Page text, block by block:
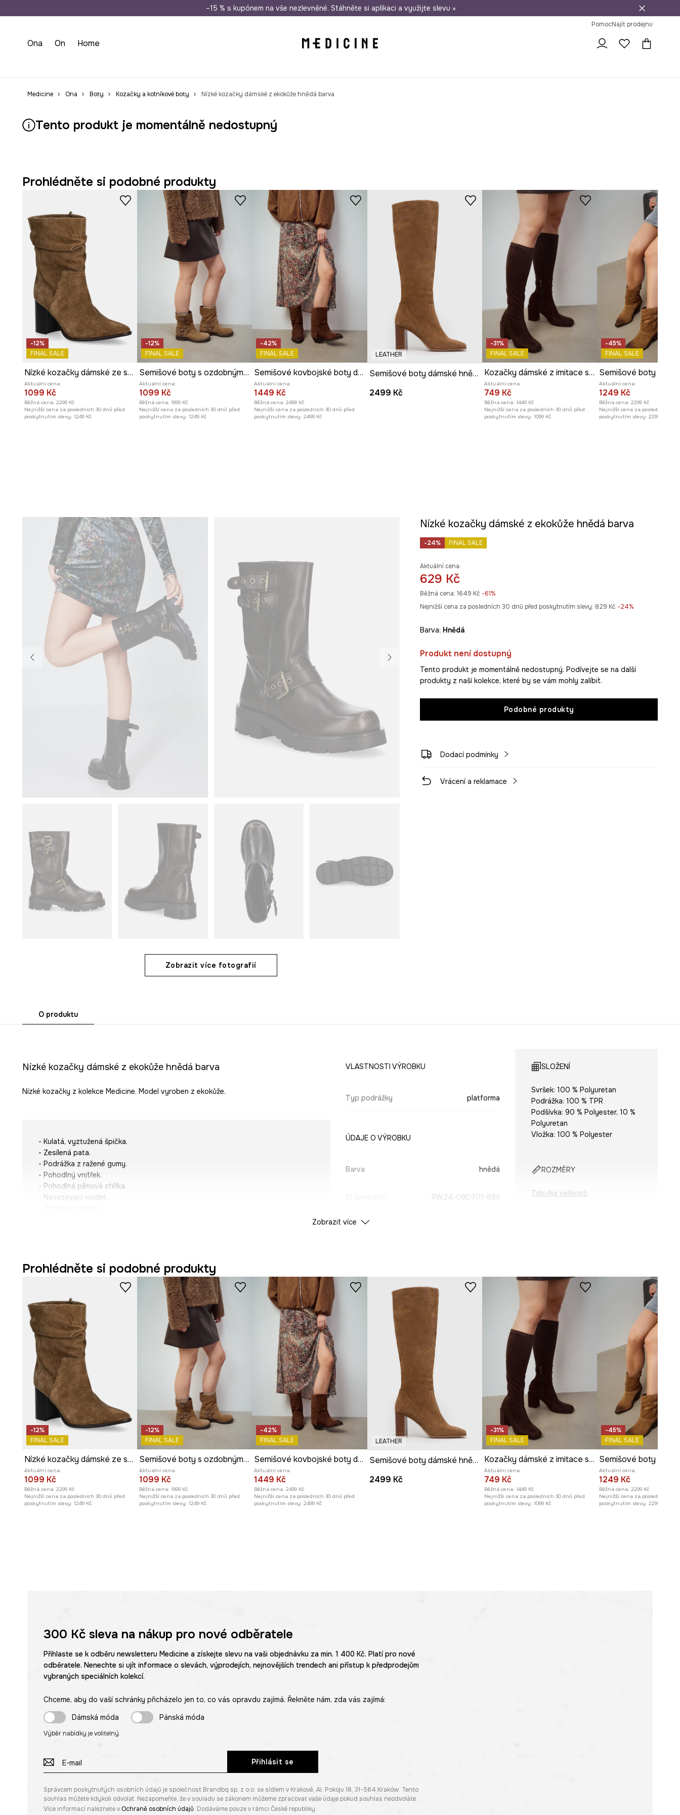
Doprava zdarma při nákupu nad 1 200 Kč Odeslání i do 24 hodin 30 dní na vrácení zboží
–15 % s kupónem na vše nezlevněné. Stáhněte si aplikaci a využijte slevu »
PomocNajít prodejnu
Ona On Home
Medicine Ona Boty Kozačky a kotníkové boty Nízké kozačky dámské z ekokůže hnědá barva
Tento produkt je momentálně nedostupný
Prohlédněte si podobné produkty
-12%
FINAL SALE
Nízké kozačky dámské ze semiše
Aktuální cena:
1099 Kč
Běžná cena: 2299 Kč
Nejnižší cena za posledních 30 dnů před
poskytnutím slevy: 1249 Kč
-12%
FINAL SALE
Semišové boty s ozdobnými přezkami
Aktuální cena:
1099 Kč
Běžná cena: 1999 Kč
Nejnižší cena za posledních 30 dnů před
poskytnutím slevy: 1249 Kč
-42%
FINAL SALE
Semišové kovbojské boty dámské
Aktuální cena:
1449 Kč
Běžná cena: 2499 Kč
Nejnižší cena za posledních 30 dnů před
poskytnutím slevy: 2499 Kč
LEATHER
Semišové boty dámské hnědá barva
2499 Kč
-31%
FINAL SALE
Kozačky dámské z imitace semiše
Aktuální cena:
749 Kč
Běžná cena: 1449 Kč
Nejnižší cena za posledních 30 dnů před
poskytnutím slevy: 1099 Kč
-45%
FINAL SALE
Semišové boty
Aktuální cena:
1249 Kč
Běžná cena: 2299 Kč
Nejnižší cena za posledních 30
poskytnutím slevy: 2299 Kč
Zobrazit více fotografií
Nízké kozačky dámské z ekokůže hnědá barva
-24% FINAL SALE
Aktuální cena:
629 Kč
Běžná cena: 1649 Kč -61%
Nejnižší cena za posledních 30 dnů před poskytnutím slevy: 829 Kč -24%
Barva: hnědá
Produkt není dostupný
Tento produkt je momentálně nedostupný. Podívejte se na další
produkty z naší kolekce, které by se vám mohly zalíbit.
Podobné produkty
Dodací podmínky
Vrácení a reklamace
O produktu
Nízké kozačky dámské z ekokůže hnědá barva
Nízké kozačky z kolekce Medicine. Model vyroben z ekokůže.
- Kulatá, vyztužená špička.
- Zesílená pata.
- Podrážka z ražené gumy.
- Pohodlný vnitřek.
- Pohodlná pěnová stélka.
- Nasazovací model.
- Délka stélky pro velikost je: 24 cm.
- Rozměry pro velikost: 37.
VLASTNOSTI VÝROBKU
Typ podrážky platforma
ÚDAJE O VÝROBKU
Barva hnědá
RW24-OBD701-89X
SLOŽENÍ
Svršek: 100 % Polyuretan
Podrážka: 100 % TPR
Podšívka: 90 % Polyester, 10 %
Polyuretan
Vložka: 100 % Polyester
ROZMĚRY
Tabulka velikosti
Zobrazit více
Prohlédněte si podobné produkty
-12%
FINAL SALE
Nízké kozačky dámské ze semiše
Aktuální cena:
1099 Kč
Běžná cena: 2299 Kč
Nejnižší cena za posledních 30 dnů před
poskytnutím slevy: 1249 Kč
-12%
FINAL SALE
Semišové boty s ozdobnými přezkami
Aktuální cena:
1099 Kč
Běžná cena: 1999 Kč
Nejnižší cena za posledních 30 dnů před
poskytnutím slevy: 1249 Kč
-42%
FINAL SALE
Semišové kovbojské boty dámské
Aktuální cena:
1449 Kč
Běžná cena: 2499 Kč
Nejnižší cena za posledních 30 dnů před
poskytnutím slevy: 2499 Kč
LEATHER
Semišové boty dámské hnědá barva
2499 Kč
-31%
FINAL SALE
Kozačky dámské z imitace semiše
Aktuální cena:
749 Kč
Běžná cena: 1449 Kč
Nejnižší cena za posledních 30 dnů před
poskytnutím slevy: 1099 Kč
-45%
FINAL SALE
Semišové boty
Aktuální cena:
1249 Kč
Běžná cena: 2299 Kč
Nejnižší cena za posledních 30
poskytnutím slevy: 2299 Kč
300 Kčsleva na nákup pro nové odběratele
Přihlaste se k odběru newsletteru Medicine a získejte slevu na vaši objednávku za min. 1 400 Kč. Platí pro nové
odběratele. Nenechte si ujít informace o slevách, výprodejích, nejnovějších trendech ani přístup k předprodejům
vybraných speciálních kolekcí.
Chceme, aby do vaší schránky přicházelo jen to, co vás opravdu zajímá. Řekněte nám, zda vás zajímá:
Dámská móda
Pánská móda
Výběr nabídky je volitelný.
Přihlásit se
Správcem poskytnutých osobních údajů je společnost Brandbq sp. z o.o. se sídlem v Krakově, Al. Pokoju 18, 31-564 Kraków. Tento
souhlas můžete kdykoli odvolat. Nezapomeňte, že v souladu se zákonem můžeme zpracovat vaše údaje pokud souhlas neodvoláte.
Více informací naleznete v Ochraně osobních údajů. Dodáváme pouze v rámci České republiky.